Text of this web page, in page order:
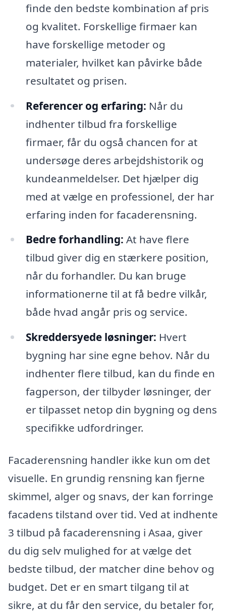
finde den bedste kombination af pris
og kvalitet. Forskellige firmaer kan
have forskellige metoder og
materialer, hvilket kan påvirke både
resultatet og prisen.
Referencer og erfaring: Når du
indhenter tilbud fra forskellige
firmaer, får du også chancen for at
undersøge deres arbejdshistorik og
kundeanmeldelser. Det hjælper dig
med at vælge en professionel, der har
erfaring inden for facaderensning.
Bedre forhandling: At have flere
tilbud giver dig en stærkere position,
når du forhandler. Du kan bruge
informationerne til at få bedre vilkår,
både hvad angår pris og service.
Skreddersyede løsninger: Hvert
bygning har sine egne behov. Når du
indhenter flere tilbud, kan du finde en
fagperson, der tilbyder løsninger, der
er tilpasset netop din bygning og dens
specifikke udfordringer.
Facaderensning handler ikke kun om det
visuelle. En grundig rensning kan fjerne
skimmel, alger og snavs, der kan forringe
facadens tilstand over tid. Ved at indhente
3 tilbud på facaderensning i Asaa, giver
du dig selv mulighed for at vælge det
bedste tilbud, der matcher dine behov og
budget. Det er en smart tilgang til at
sikre, at du får den service, du betaler for,